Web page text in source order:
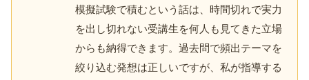
模擬試験で積むという話は、時間切れで実力
を出し切れない受講生を何人も見てきた立場
からも納得できます。過去問で頻出テーマを
絞り込む発想は正しいですが、私が指導する